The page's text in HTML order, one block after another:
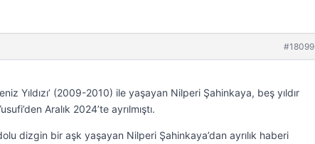
#18099
Yıldızı’ (2009-2010) ile yaşayan Nilperi Şahinkaya, beş yıldır
Aralık 2024’te ayrılmıştı.
dizgin bir aşk yaşayan Nilperi Şahinkaya’dan ayrılık haberi